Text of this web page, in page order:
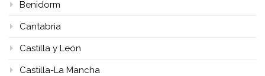
Benidorm
Cantabria
Castilla y León
Castilla-La Mancha